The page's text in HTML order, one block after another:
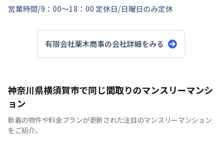
営業時間/9：00～18：00 定休日/日曜日のみ定休
有限会社栗木商事の会社詳細をみる
神奈川県横須賀市で同じ間取りのマンスリーマンシ
ョン
新着の物件や料金プランが更新された注目のマンスリーマンション
をご紹介。